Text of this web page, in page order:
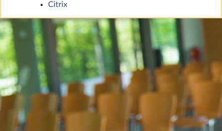
Citrix